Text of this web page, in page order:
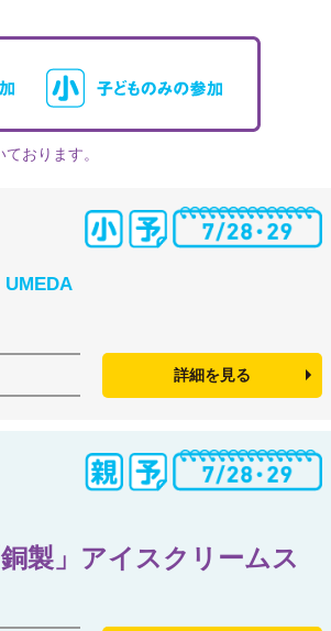
おります。
UMEDA
詳細を見る
製」アイスクリームス